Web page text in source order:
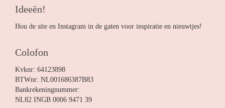
Ideeën!
Hou de site en Instagram in de gaten voor inspiratie en nieuwtjes!
Colofon
Kvknr: 64123898
BTWnr: NL001686387B83
Bankrekeningnummer:
NL82 INGB 0006 9471 39